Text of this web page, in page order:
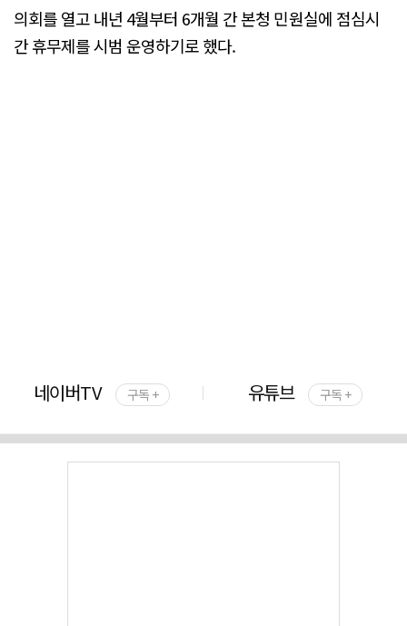
의회를 열고 내년 4월부터 6개월 간 본청 민원실에 점심시
간 휴무제를 시범 운영하기로 했다.
네이버TV 구독 + 유튜브 구독 +